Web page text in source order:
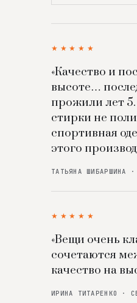
★★★★★
«Качество и
высоте…
прожили лет
стирки не
спортивная
этого
ТАТЬЯНА ШИБАРШИНА
★★★★★
«Вещи очень
сочетаются
качество на
ИРИНА ТИТАРЕНКО ·